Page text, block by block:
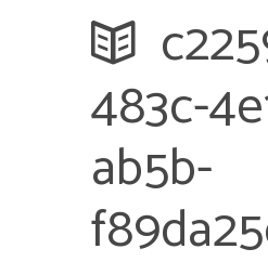
483c-
ab5b-